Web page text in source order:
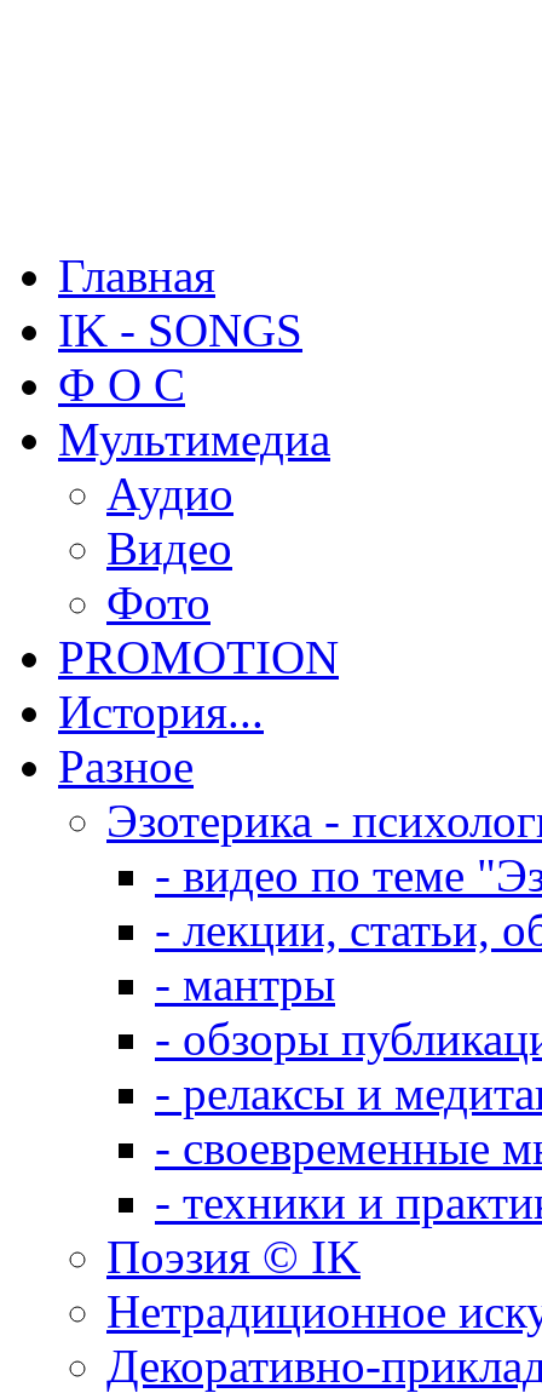
Главная
IK - SONGS
Ф О С
Мультимедиа
Аудио
Видео
Фото
PROMOTION
История...
Разное
Эзотерика -
- видео по теме
- лекции, статьи,
- мантры
- обзоры
- релаксы и
- своевременные
- техники и
Поэзия © IK
Нетрадиционное
Декоративно-